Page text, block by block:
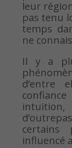
leur
pas tenu
temps
ne
Il y a
d’entre
certains
influencé